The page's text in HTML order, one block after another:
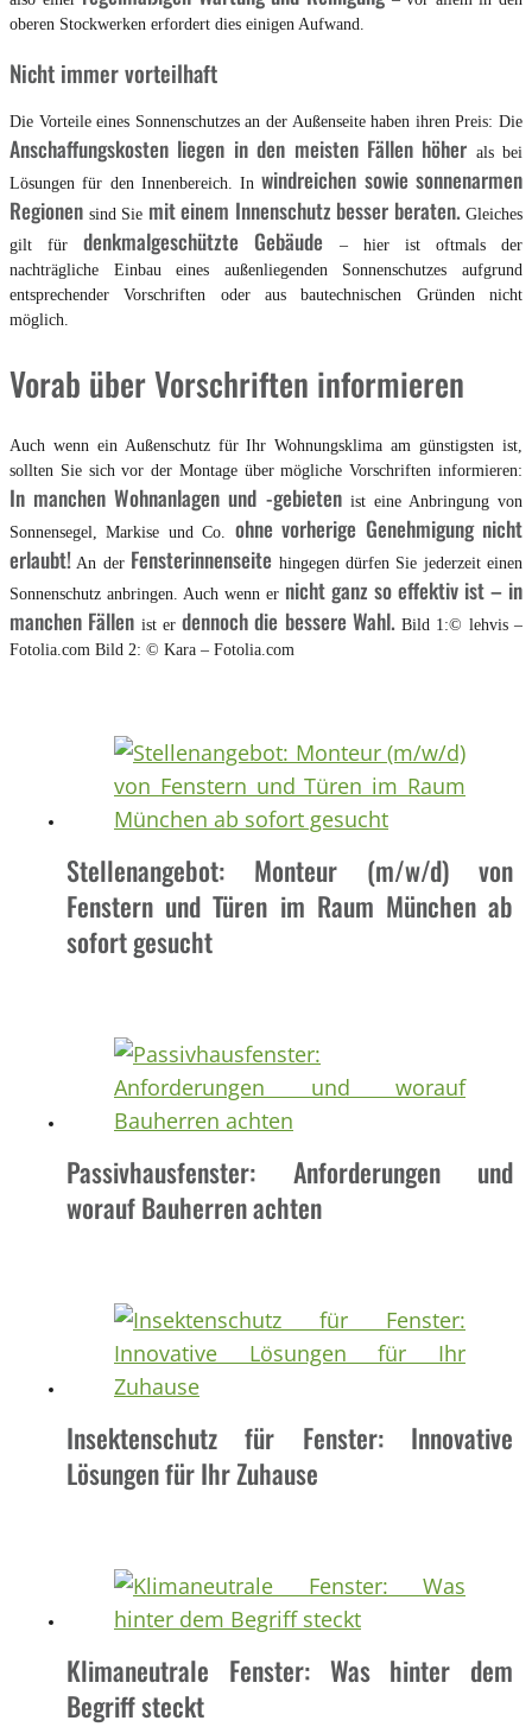
oberen Stockwerken erfordert dies einigen Aufwand.
Nicht immer vorteilhaft
Die Vorteile eines Sonnenschutzes an der Außenseite haben ihren Preis: Die
Anschaffungskosten liegen in den meisten Fällen höher als bei
Lösungen für den Innenbereich. Inwindreichen sowie sonnenarmen
Regionen sind Sie mit einem Innenschutz besser beraten.Gleiches
gilt fürdenkmalgeschützte Gebäude – hier ist oftmals der
nachträgliche Einbau eines außenliegenden Sonnenschutzes aufgrund
entsprechender Vorschriften oder aus bautechnischen Gründen nicht
möglich.
Vorab über Vorschriften informieren
Auch wenn ein Außenschutz für Ihr Wohnungsklima am günstigsten ist,
sollten Sie sich vor der Montage über mögliche Vorschriften informieren:
In manchen Wohnanlagen und -gebietenist eine Anbringung von
Sonnensegel, Markise und Co. ohne vorherige Genehmigung nicht
erlaubt! An der Fensterinnenseite hingegen dürfen Sie jederzeit einen
Sonnenschutz anbringen. Auch wenn er nicht ganz so effektiv ist – in
manchen Fällen ist erdennoch die bessere Wahl.Bild 1:© lehvis –
Fotolia.com Bild 2: © Kara – Fotolia.com
Stellenangebot: Monteur (m/w/d) von
Fenstern und Türen im Raum München ab
sofort gesucht
Passivhausfenster: Anforderungen und
worauf Bauherren achten
Insektenschutz für Fenster: Innovative
Lösungen für Ihr Zuhause
Klimaneutrale Fenster: Was hinter dem
Begriff steckt